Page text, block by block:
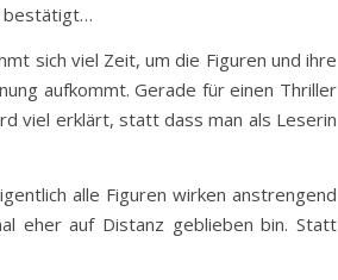
bestätigt…
sich viel Zeit, um die Figuren und ihre
aufkommt. Gerade für einen Thriller
viel erklärt, statt dass man als Leserin
alle Figuren wirken anstrengend
eher auf Distanz geblieben bin. Statt